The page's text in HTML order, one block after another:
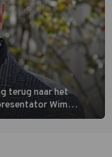
terug naar het
Wim
aan de hand van